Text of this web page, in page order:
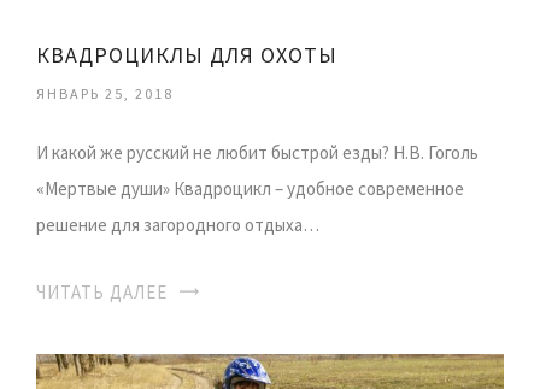
КВАДРОЦИКЛЫ ДЛЯ ОХОТЫ
ЯНВАРЬ 25, 2018
И какой же русский не любит быстрой езды? Н.В. Гоголь
«Мертвые души» Квадроцикл – удобное современное
решение для загородного отдыха…
ЧИТАТЬ ДАЛЕЕ